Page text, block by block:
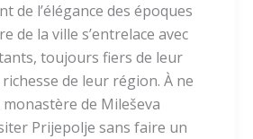
de l’élégance des époques
de la ville s’entrelace avec
toujours fiers de leur
de leur région. À ne
de Mileševa
Prijepolje sans faire un